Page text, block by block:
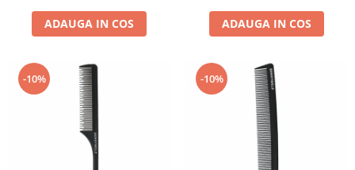
ADAUGA IN COS ADAUGA IN COS
-10% -10%